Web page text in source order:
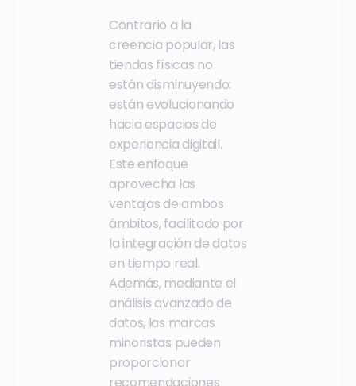
Contrario a la
creencia popular, las
tiendas físicas no
están disminuyendo:
están evolucionando
hacia espacios de
experiencia digitail.
Este enfoque
aprovecha las
ventajas de ambos
ámbitos, facilitado por
la integración de datos
en tiempo real.
Además, mediante el
análisis avanzado de
datos, las marcas
minoristas pueden
proporcionar